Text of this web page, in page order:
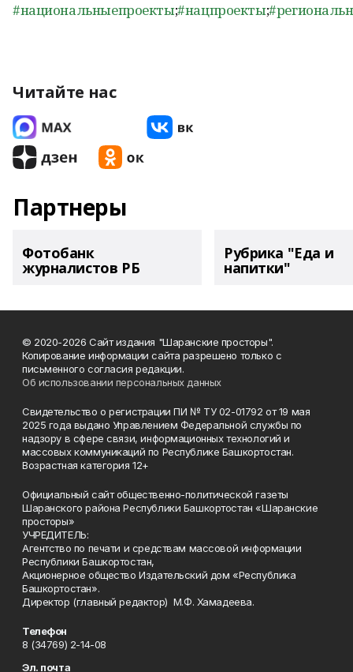
#национальныепроекты;#нацпроекты;
Читайте нас
Партнеры
Фотобанк
журналистов РБ
Рубрика "Еда и
напитки"
© 2020-2026 Сайт издания "Шаранские просторы".
Копирование информации сайта разрешено только с
письменного согласия редакции.
Об использовании персональных данных
Свидетельство о регистрации ПИ № ТУ 02-01792 от 19 мая
2025 года выдано Управлением Федеральной службы по
надзору в сфере связи, информационных технологий и
массовых коммуникаций по Республике Башкортостан.
Возрастная категория 12+
Официальный сайт общественно-политической газеты
Шаранского района Республики Башкортостан «Шаранские
просторы»
УЧРЕДИТЕЛЬ:
Агентство по печати и средствам массовой информации
Республики Башкортостан,
Акционерное общество Издательский дом «Республика
Башкортостан».
Директор (главный редактор) М.Ф. Хамадеева.
Телефон
8 (34769) 2-14-08
Эл. почта